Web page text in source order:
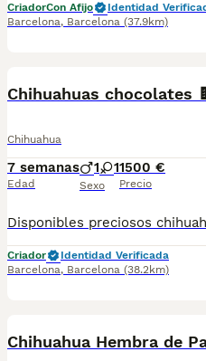
CriadorCon Afijo
Identidad
Barcelona, Barcelona (37.9km)
Chihuahuas chocolates
Chihuahua
7 semanas
Edad
1 1
Sexo
1500 €
Precio
Criador
Identidad Verificada
Barcelona, Barcelona (38.2km)